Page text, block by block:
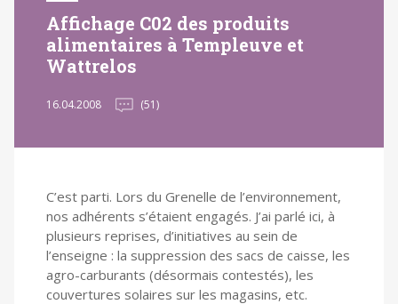
Affichage C02 des produits
alimentaires à Templeuve et
Wattrelos
16.04.2008 (51)
C’est parti. Lors du Grenelle de l’environnement,
nos adhérents s’étaient engagés. J’ai parlé ici, à
plusieurs reprises, d’initiatives au sein de
l’enseigne : la suppression des sacs de caisse, les
agro-carburants (désormais contestés), les
couvertures solaires sur les magasins, etc.